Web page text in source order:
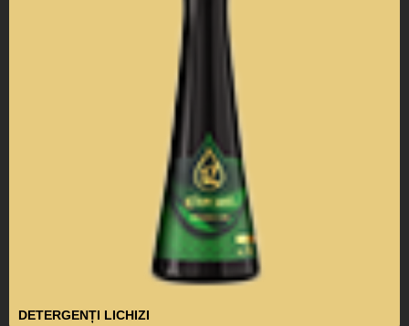
DETERGENȚI LICHIZI